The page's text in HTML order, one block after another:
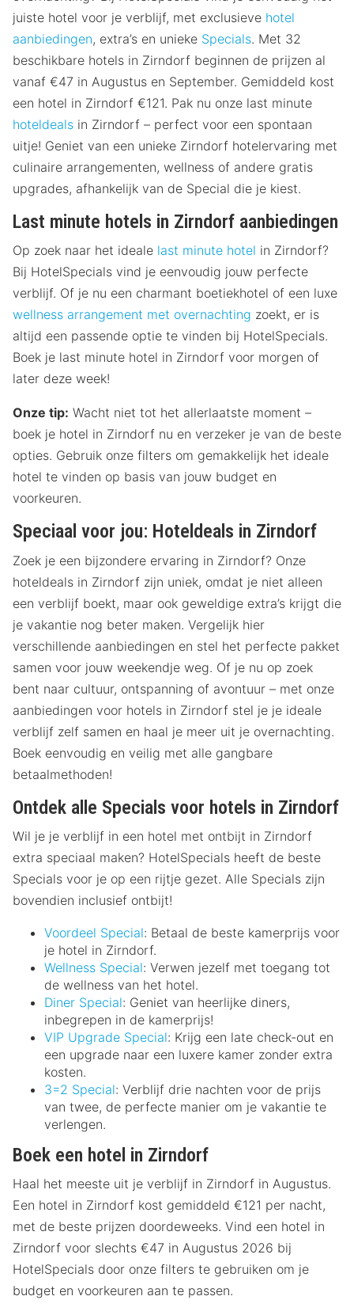
juiste hotel voor je verblijf, met exclusieve hotel
aanbiedingen, extra’s en unieke Specials. Met 32
beschikbare hotels in Zirndorf beginnen de prijzen al
vanaf €47 in Augustus en September. Gemiddeld kost
een hotel in Zirndorf €121. Pak nu onze last minute
hoteldeals in Zirndorf – perfect voor een spontaan
uitje! Geniet van een unieke Zirndorf hotelervaring met
culinaire arrangementen, wellness of andere gratis
upgrades, afhankelijk van de Special die je kiest.
Last minute hotels in Zirndorf aanbiedingen
Op zoek naar het ideale last minute hotel in Zirndorf?
Bij HotelSpecials vind je eenvoudig jouw perfecte
verblijf. Of je nu een charmant boetiekhotel of een luxe
wellness arrangement met overnachting zoekt, er is
altijd een passende optie te vinden bij HotelSpecials.
Boek je last minute hotel in Zirndorf voor morgen of
later deze week!
Onze tip: Wacht niet tot het allerlaatste moment –
boek je hotel in Zirndorf nu en verzeker je van de beste
opties. Gebruik onze filters om gemakkelijk het ideale
hotel te vinden op basis van jouw budget en
voorkeuren.
Speciaal voor jou: Hoteldeals in Zirndorf
Zoek je een bijzondere ervaring in Zirndorf? Onze
hoteldeals in Zirndorf zijn uniek, omdat je niet alleen
een verblijf boekt, maar ook geweldige extra’s krijgt die
je vakantie nog beter maken. Vergelijk hier
verschillende aanbiedingen en stel het perfecte pakket
samen voor jouw weekendje weg. Of je nu op zoek
bent naar cultuur, ontspanning of avontuur – met onze
aanbiedingen voor hotels in Zirndorf stel je je ideale
verblijf zelf samen en haal je meer uit je overnachting.
Boek eenvoudig en veilig met alle gangbare
betaalmethoden!
Ontdek alle Specials voor hotels in Zirndorf
Wil je je verblijf in een hotel met ontbijt in Zirndorf
extra speciaal maken? HotelSpecials heeft de beste
Specials voor je op een rijtje gezet. Alle Specials zijn
bovendien inclusief ontbijt!
Voordeel Special: Betaal de beste kamerprijs voor
je hotel in Zirndorf.
Wellness Special: Verwen jezelf met toegang tot
de wellness van het hotel.
Diner Special: Geniet van heerlijke diners,
inbegrepen in de kamerprijs!
VIP Upgrade Special: Krijg een late check-out en
een upgrade naar een luxere kamer zonder extra
kosten.
3=2 Special: Verblijf drie nachten voor de prijs
van twee, de perfecte manier om je vakantie te
verlengen.
Boek een hotel in Zirndorf
Haal het meeste uit je verblijf in Zirndorf in Augustus.
Een hotel in Zirndorf kost gemiddeld €121 per nacht,
met de beste prijzen doordeweeks. Vind een hotel in
Zirndorf voor slechts €47 in Augustus 2026 bij
HotelSpecials door onze filters te gebruiken om je
budget en voorkeuren aan te passen.